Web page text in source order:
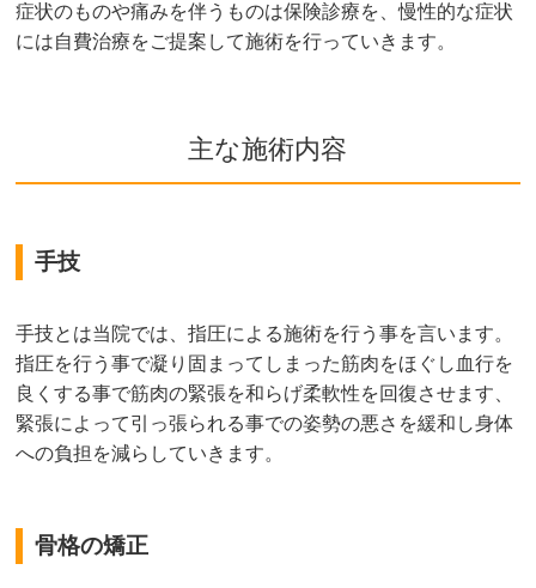
症状のものや痛みを伴うものは保険診療を、慢性的な症状
には自費治療をご提案して施術を行っていきます。
主な施術内容
手技
手技とは当院では、指圧による施術を行う事を言います。
指圧を行う事で凝り固まってしまった筋肉をほぐし血行を
良くする事で筋肉の緊張を和らげ柔軟性を回復させます、
緊張によって引っ張られる事での姿勢の悪さを緩和し身体
への負担を減らしていきます。
骨格の矯正